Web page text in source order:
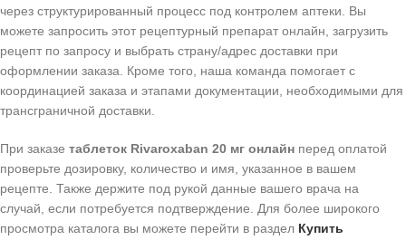
через структурированный процесс под контролем аптеки. Вы
можете запросить этот рецептурный препарат онлайн, загрузить
рецепт по запросу и выбрать страну/адрес доставки при
оформлении заказа. Кроме того, наша команда помогает с
координацией заказа и этапами документации, необходимыми для
трансграничной доставки.
При заказе таблеток Rivaroxaban 20 мг онлайн перед оплатой
проверьте дозировку, количество и имя, указанное в вашем
рецепте. Также держите под рукой данные вашего врача на
случай, если потребуется подтверждение. Для более широкого
просмотра каталога вы можете перейти в раздел Купить